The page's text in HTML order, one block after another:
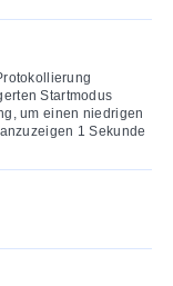
Startmodus
um einen niedrigen
1 Sekunde